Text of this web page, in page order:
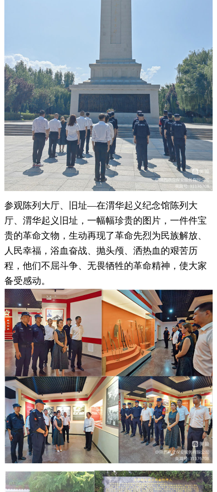
参观陈列大厅、旧址—在渭华起义纪念馆陈列大
厅、渭华起义旧址，一幅幅珍贵的图片，一件件宝
贵的革命文物，生动再现了革命先烈为民族解放、
人民幸福，浴血奋战、抛头颅、洒热血的艰苦历
程，他们不屈斗争、无畏牺牲的革命精神，使大家
备受感动。